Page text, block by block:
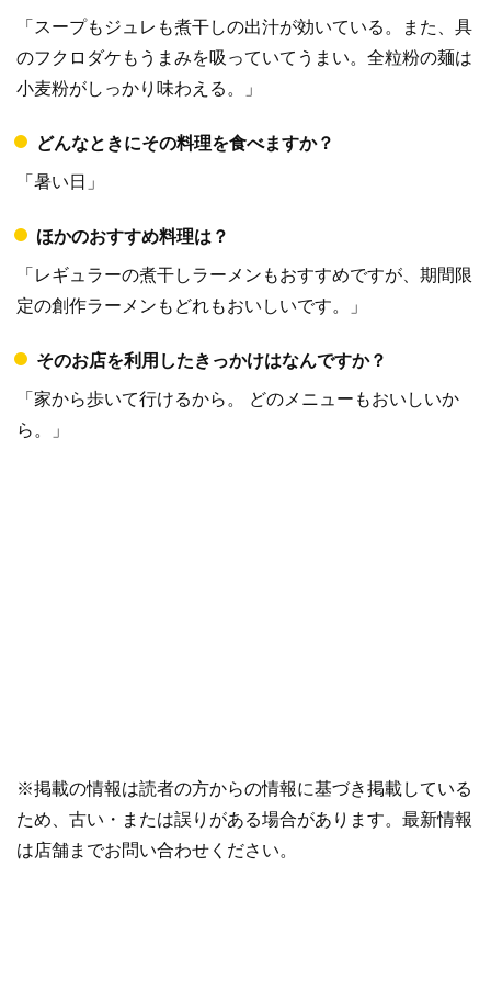
「スープもジュレも煮干しの出汁が効いている。また、具
のフクロダケもうまみを吸っていてうまい。全粒粉の麺は
小麦粉がしっかり味わえる。」
どんなときにその料理を食べますか？
「暑い日」
ほかのおすすめ料理は？
「レギュラーの煮干しラーメンもおすすめですが、期間限
定の創作ラーメンもどれもおいしいです。」
そのお店を利用したきっかけはなんですか？
「家から歩いて行けるから。 どのメニューもおいしいか
ら。」
※掲載の情報は読者の方からの情報に基づき掲載している
ため、古い・または誤りがある場合があります。最新情報
は店舗までお問い合わせください。